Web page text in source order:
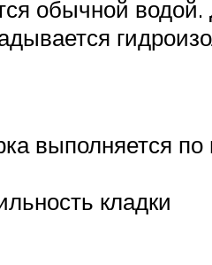
обычной
выполняется по
кладки